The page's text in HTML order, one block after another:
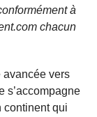
à
chacun
avancée vers
s’accompagne
continent qui